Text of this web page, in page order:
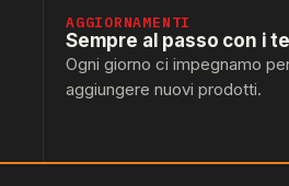
AGGIORNAMENTI
Sempre al passo con i
Ogni giorno ci impegnamo
aggiungere nuovi prodotti.